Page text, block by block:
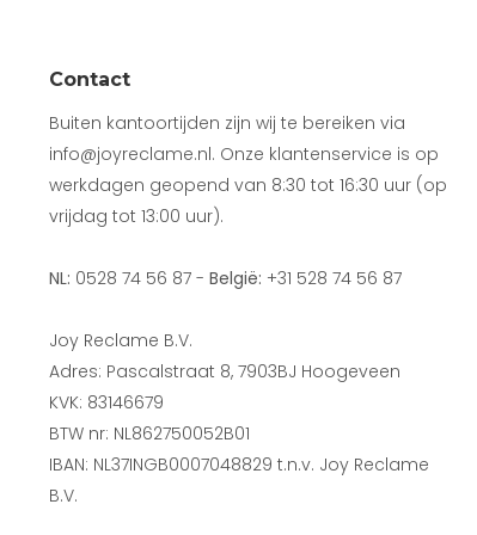
Contact
Buiten kantoortijden zijn wij te bereiken via
info@joyreclame.nl. Onze klantenservice is op
werkdagen geopend van 8:30 tot 16:30 uur (op
vrijdag tot 13:00 uur).
NL: 0528 74 56 87 - België: +31 528 74 56 87
Joy Reclame B.V.
Adres: Pascalstraat 8, 7903BJ Hoogeveen
KVK: 83146679
BTW nr: NL862750052B01
IBAN: NL37INGB0007048829 t.n.v. Joy Reclame
B.V.